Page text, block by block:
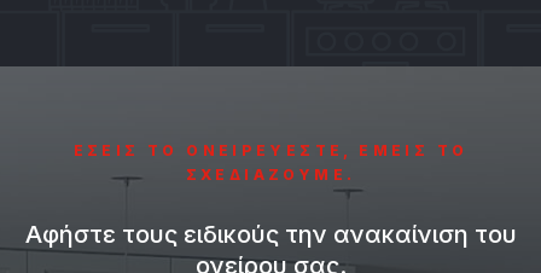
ΕΣΕΙΣ ΤΟ ΟΝΕΙΡΕΥΕΣΤΕ, ΕΜΕΙΣ ΤΟ
ΣΧΕΔΙΑΖΟΥΜΕ.
Αφήστε τους ειδικούς την ανακαίνιση του
ονείρου σας.